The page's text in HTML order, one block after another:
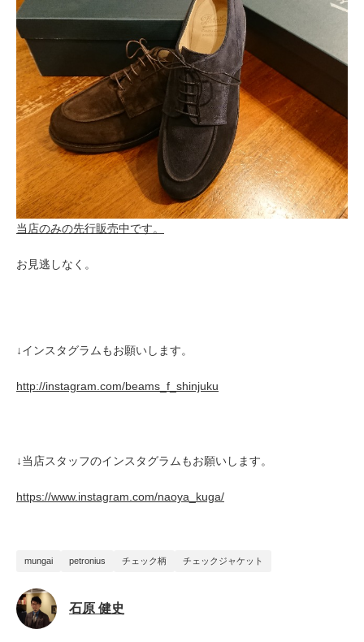
当店のみの先行販売中です。
お見逃しなく。
↓インスタグラムもお願いします。
http://instagram.com/beams_f_shinjuku
↓当店スタッフのインスタグラムもお願いします。
https://www.instagram.com/naoya_kuga/
mungai petronius チェック柄 チェックジャケット
石原 健史